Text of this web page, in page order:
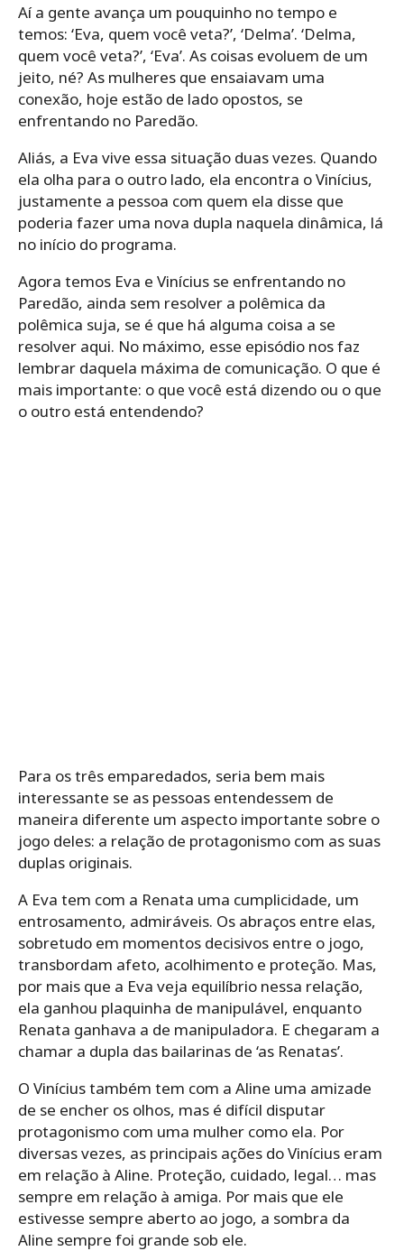
Aí a gente avança um pouquinho no tempo e
temos: ‘Eva, quem você veta?’, ‘Delma’. ‘Delma,
quem você veta?’, ‘Eva’. As coisas evoluem de um
jeito, né? As mulheres que ensaiavam uma
conexão, hoje estão de lado opostos, se
enfrentando no Paredão.
Aliás, a Eva vive essa situação duas vezes. Quando
ela olha para o outro lado, ela encontra o Vinícius,
justamente a pessoa com quem ela disse que
poderia fazer uma nova dupla naquela dinâmica, lá
no início do programa.
Agora temos Eva e Vinícius se enfrentando no
Paredão, ainda sem resolver a polêmica da
polêmica suja, se é que há alguma coisa a se
resolver aqui. No máximo, esse episódio nos faz
lembrar daquela máxima de comunicação. O que é
mais importante: o que você está dizendo ou o que
o outro está entendendo?
Para os três emparedados, seria bem mais
interessante se as pessoas entendessem de
maneira diferente um aspecto importante sobre o
jogo deles: a relação de protagonismo com as suas
duplas originais.
A Eva tem com a Renata uma cumplicidade, um
entrosamento, admiráveis. Os abraços entre elas,
sobretudo em momentos decisivos entre o jogo,
transbordam afeto, acolhimento e proteção. Mas,
por mais que a Eva veja equilíbrio nessa relação,
ela ganhou plaquinha de manipulável, enquanto
Renata ganhava a de manipuladora. E chegaram a
chamar a dupla das bailarinas de ‘as Renatas’.
O Vinícius também tem com a Aline uma amizade
de se encher os olhos, mas é difícil disputar
protagonismo com uma mulher como ela. Por
diversas vezes, as principais ações do Vinícius eram
em relação à Aline. Proteção, cuidado, legal… mas
sempre em relação à amiga. Por mais que ele
estivesse sempre aberto ao jogo, a sombra da
Aline sempre foi grande sob ele.